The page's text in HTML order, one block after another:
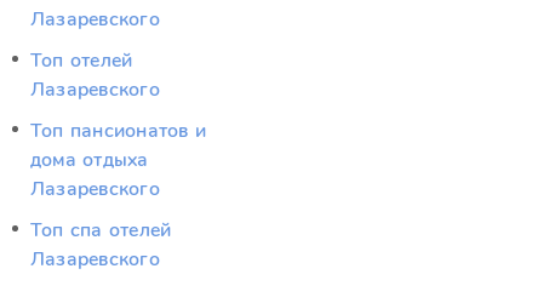
Лазаревского
Топ отелей
Лазаревского
Топ пансионатов и
дома отдыха
Лазаревского
Топ спа отелей
Лазаревского